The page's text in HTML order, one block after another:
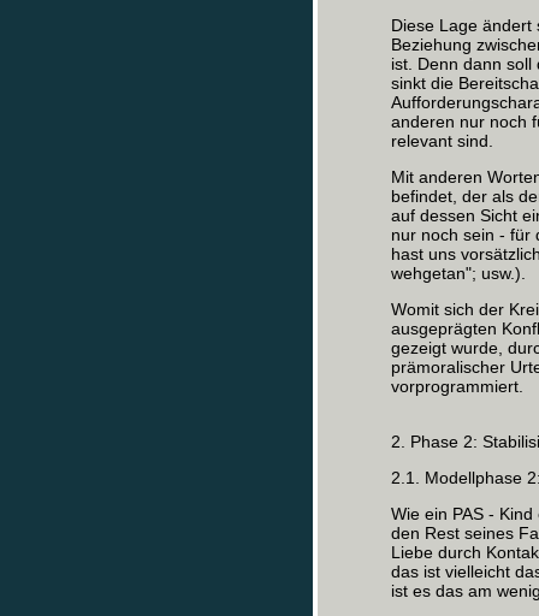
Diese Lage ändert
Beziehung
ist. Denn dann
sinkt die
anderen nur noch
relevant sind.
Mit anderen
befindet, der als
auf dessen Sicht
nur noch sein - für
hast uns
wehgetan"; usw.).
Womit sich der
ausgeprägten
gezeigt wurde,
prämoralischer
vorprogrammiert.
2. Phase 2:
2.1. Modellphase
Wie ein PAS -
den Rest seines
Liebe durch
das ist vielleicht
ist es das am